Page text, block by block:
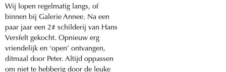
Wij lopen regelmatig langs, of
binnen bij Galerie Annee. Na een
paar jaar een 2# schilderij van Hans
Versfelt gekocht. Opnieuw erg
vriendelijk en ‘open’ ontvangen,
ditmaal door Peter. Altijd oppassen
om niet te hebberig door de leuke